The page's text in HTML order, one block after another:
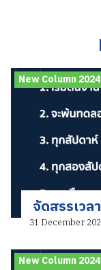
New Column 2024
จัดสรรเวล
31 December
New Column 2024